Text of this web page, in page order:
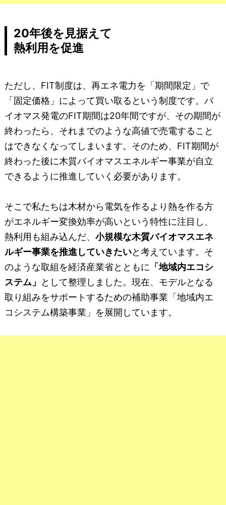
20年後を見据えて
熱利用を促進
ただし、FIT制度は、再エネ電力を「期間限定」で
「固定価格」によって買い取るという制度です。バ
イオマス発電のFIT期間は20年間ですが、その期間が
終わったら、それまでのような高値で売電すること
はできなくなってしまいます。そのため、FIT期間が
終わった後に木質バイオマスエネルギー事業が自立
できるように推進していく必要があります。
そこで私たちは木材から電気を作るより熱を作る方
がエネルギー変換効率が高いという特性に注目し、
熱利用も組み込んだ、 小規模な木質バイオマスエネ
ルギー事業を推進していきたいと考えています。そ
のような取組を経済産業省とともに 「地域内エコシ
ステム」
として整理しました。現在、モデルとなる
取り組みをサポートするための補助事業「地域内エ
コシステム構築事業」を展開しています。